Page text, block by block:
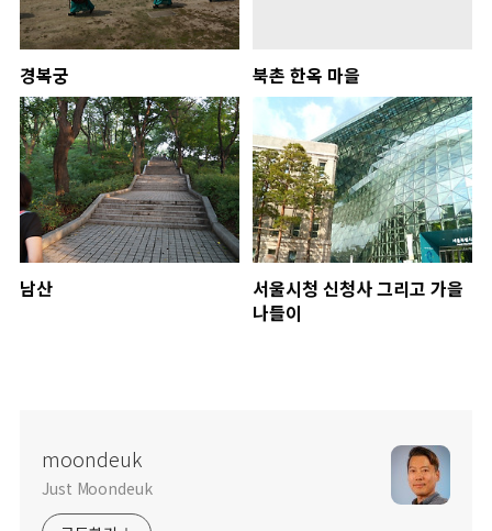
경복궁 북촌 한옥 마을
남산
서울시청 신청사 그리고 가을
나들이
moondeuk
Just Moondeuk